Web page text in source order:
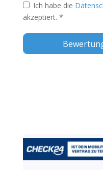
Ich habe die
akzeptiert. *